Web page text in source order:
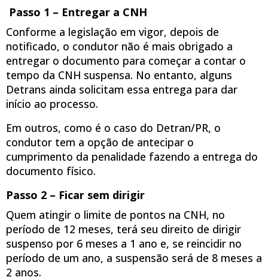
Passo 1 – Entregar a CNH
Conforme a legislação em vigor, depois de
notificado, o condutor não é mais obrigado a
entregar o documento para começar a contar o
tempo da CNH suspensa. No entanto, alguns
Detrans ainda solicitam essa entrega para dar
início ao processo.
Em outros, como é o caso do Detran/PR, o
condutor tem a opção de antecipar o
cumprimento da penalidade fazendo a entrega do
documento físico.
Passo 2 – Ficar sem dirigir
Quem atingir o limite de pontos na CNH, no
período de 12 meses, terá seu direito de dirigir
suspenso por 6 meses a 1 ano e, se reincidir no
período de um ano, a suspensão será de 8 meses a
2 anos.